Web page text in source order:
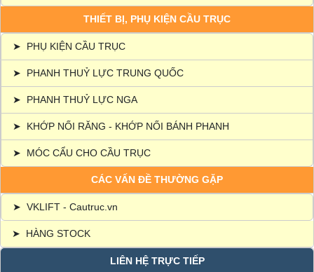
THIẾT BỊ, PHỤ KIỆN CẦU TRỤC
➤ PHỤ KIỆN CẦU TRỤC
➤ PHANH THUỶ LỰC TRUNG QUỐC
➤ PHANH THUỶ LỰC NGA
➤ KHỚP NỐI RĂNG - KHỚP NỐI BÁNH PHANH
➤ MÓC CẨU CHO CẦU TRỤC
CÁC VẤN ĐỀ THƯỜNG GẶP
➤ VKLIFT - Cautruc.vn
➤ HÀNG STOCK
LIÊN HỆ TRỰC TIẾP